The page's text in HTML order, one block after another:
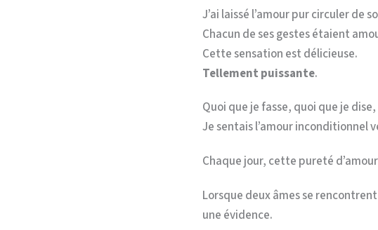
J’ai laissé l’amour pur circuler de
Chacun de ses gestes étaient
Cette sensation est délicieuse.
Tellement puissante.
Quoi que je fasse, quoi que je
Je sentais l’amour inconditionnel
Chaque jour, cette pureté
Lorsque deux âmes se
une évidence.